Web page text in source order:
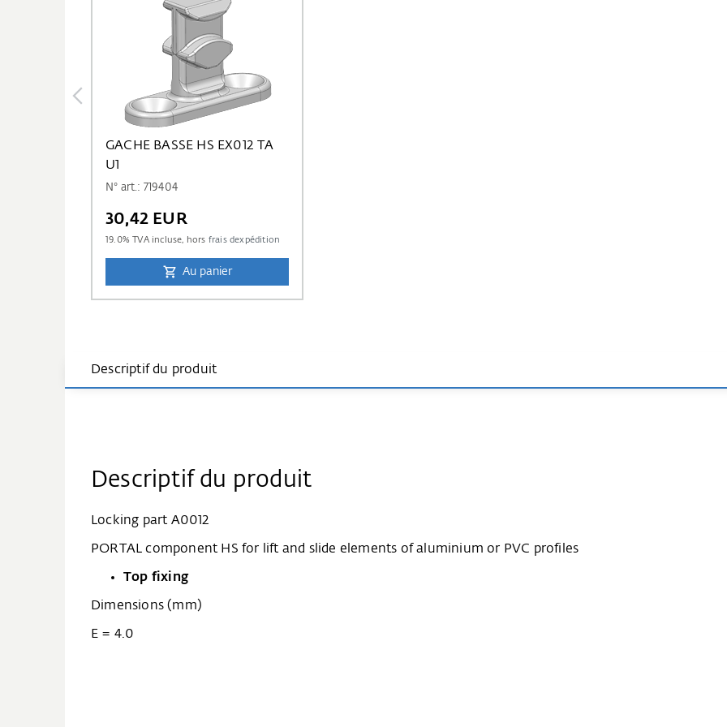
GACHE BASSE HS EX012 TA
U1
N° art.: 719404
30,42 EUR
19.0% TVA incluse, hors frais dexpédition
Au panier
Descriptif du produit
Descriptif du produit
Locking part A0012
PORTAL component HS for lift and slide elements of aluminium or PVC profiles
Top fixing
Dimensions (mm)
E = 4.0